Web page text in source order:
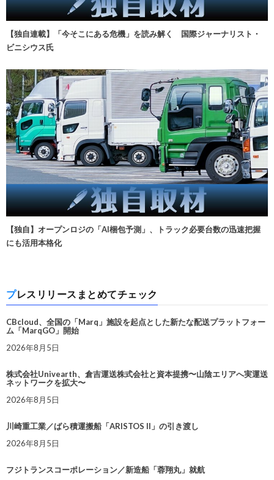
【独自連載】「今そこにある危機」を読み解く 国際ジャーナリスト・
ビニシウス氏
【独自】オープンロジの「AI梱包予測」、トラック必要台数の迅速把握
にも活用本格化
プレスリリースまとめてチェック
CBcloud、全国の「Marq」施設を起点とした新たな配送プラットフォー
ム「MarqGO」開始
2026年8月5日
株式会社Univearth、倉吉運送株式会社と資本提携〜山陰エリアへ実運送
ネットワークを拡大〜
2026年8月5日
川崎重工業／ばら積運搬船「ARISTOS II」の引き渡し
2026年8月5日
フジトランスコーポレーション／新造船「蓉翔丸」就航